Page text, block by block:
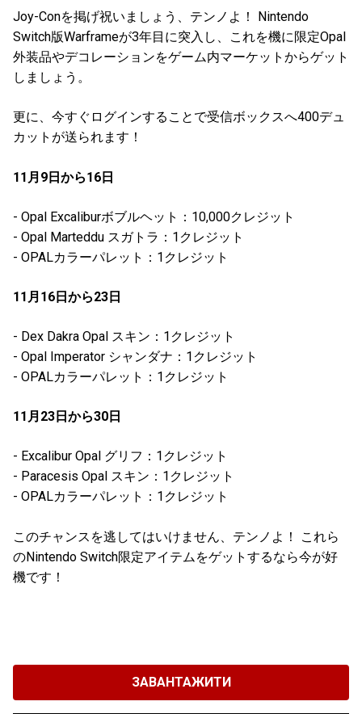
Joy-Conを掲げ祝いましょう、テンノよ！ Nintendo
Switch版Warframeが3年目に突入し、これを機に限定Opal
外装品やデコレーションをゲーム内マーケットからゲット
しましょう。
更に、今すぐログインすることで受信ボックスへ400デュ
カットが送られます！
11月9日から16日
- Opal Excaliburボブルヘット：10,000クレジット
- Opal Marteddu スガトラ：1クレジット
- OPALカラーパレット：1クレジット
11月16日から23日
- Dex Dakra Opal スキン：1クレジット
- Opal Imperator シャンダナ：1クレジット
- OPALカラーパレット：1クレジット
11月23日から30日
- Excalibur Opal グリフ：1クレジット
- Paracesis Opal スキン：1クレジット
- OPALカラーパレット：1クレジット
このチャンスを逃してはいけません、テンノよ！ これら
のNintendo Switch限定アイテムをゲットするなら今が好
機です！
ЗАВАНТАЖИТИ